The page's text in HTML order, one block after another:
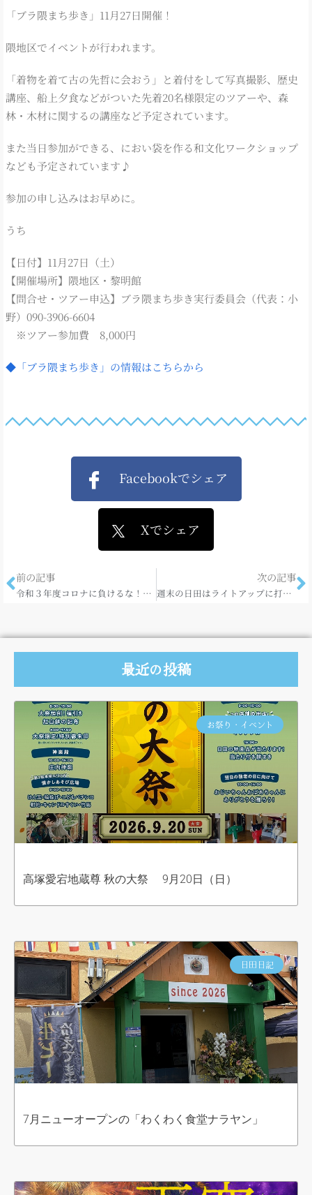
「ブラ隈まち歩き」11月27日開催！
隈地区でイベントが行われます。
「着物を着て古の先哲に会おう」と着付をして写真撮影、歴史
講座、船上夕食などがついた先着20名様限定のツアーや、森
林・木材に関するの講座など予定されています。
また当日参加ができる、におい袋を作る和文化ワークショップ
なども予定されています♪
参加の申し込みはお早めに。
うち
【日付】11月27日（土）
【開催場所】隈地区・黎明館
【問合せ・ツアー申込】ブラ隈まち歩き実行委員会（代表：小
野）090-3906-6604
※ツアー参加費 8,000円
◆「ブラ隈まち歩き」の情報はこちらから
Facebookでシェア
Xでシェア
前の記事
令和３年度コロナに負けるな！プレミアム付商品券
次の記事
週末の日田はライトアップに打ち上げ花火♪楽しみ満載♪
最近の投稿
お祭り・イベント
高塚愛宕地蔵尊 秋の大祭 9月20日（日）
日田日記
7月ニューオープンの「わくわく食堂ナラヤン」